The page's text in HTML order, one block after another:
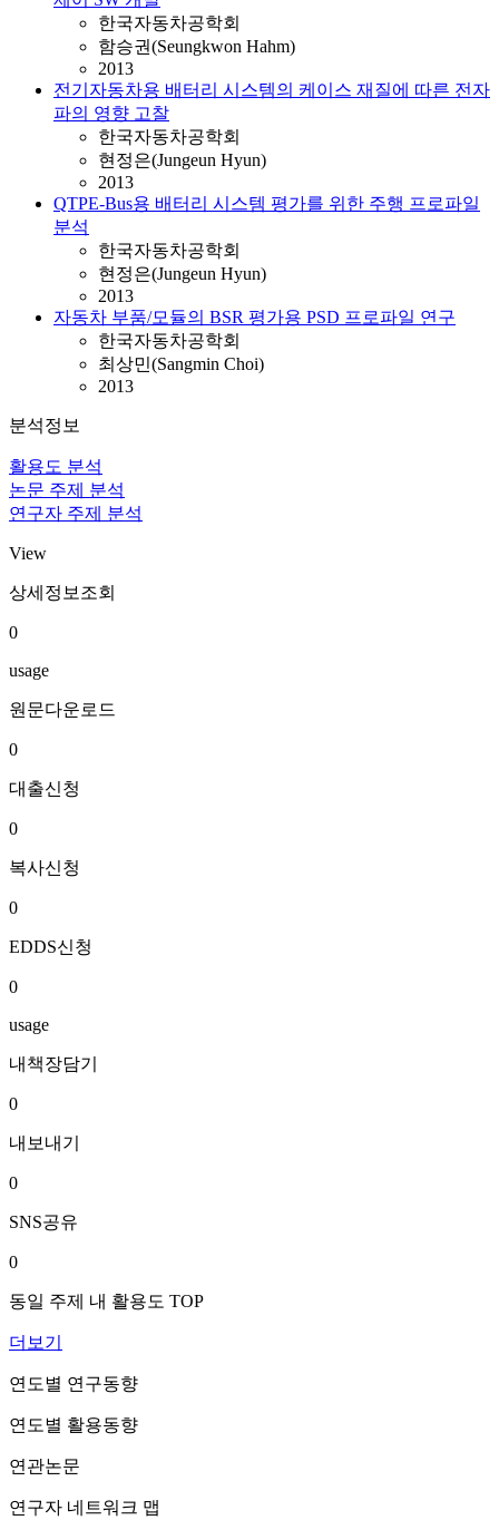
한국자동차공학회
함승권(Seungkwon Hahm)
2013
전기자동차용 배터리 시스템의 케이스 재질에 따른 전자
파의 영향 고찰
한국자동차공학회
현정은(Jungeun Hyun)
2013
QTPE-Bus용 배터리 시스템 평가를 위한 주행 프로파일
분석
한국자동차공학회
현정은(Jungeun Hyun)
2013
자동차 부품/모듈의 BSR 평가용 PSD 프로파일 연구
한국자동차공학회
최상민(Sangmin Choi)
2013
분석정보
활용도 분석
논문 주제 분석
연구자 주제 분석
View
상세정보조회
0
usage
원문다운로드
0
대출신청
0
복사신청
0
EDDS신청
0
usage
내책장담기
0
내보내기
0
SNS공유
0
동일 주제 내 활용도 TOP
더보기
연도별 연구동향
연도별 활용동향
연관논문
연구자 네트워크 맵